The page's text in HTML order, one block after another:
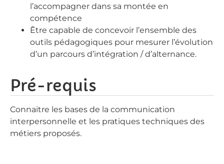
l’accompagner dans sa montée en
compétence
Être capable de concevoir l’ensemble des
outils pédagogiques pour mesurer l’évolution
d’un parcours d’intégration / d’alternance.
Pré-requis
Connaitre les bases de la communication
interpersonnelle et les pratiques techniques des
métiers proposés.